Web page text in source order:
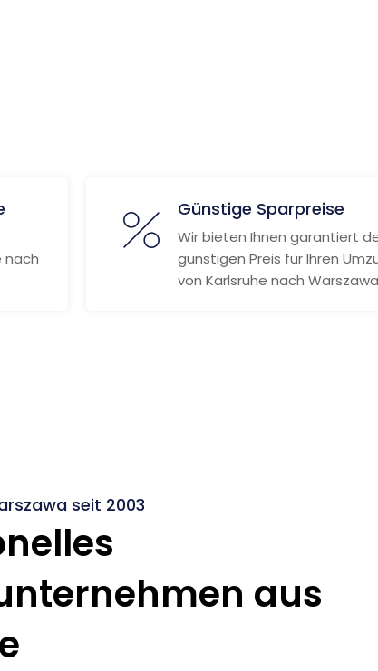
nach
Günstige Sparpreise
Wir bieten Ihnen garantiert
günstigen Preis für Ihren
von Karlsruhe nach
seit 2003
aus